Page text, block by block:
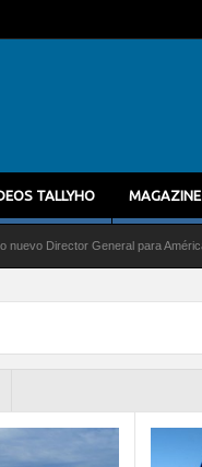
TALLYHO MAGAZINE
General para América Latina